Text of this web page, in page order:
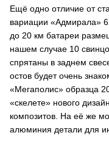
Ещё одно отличие от
вариации «Адмирала»
до 20 км батареи
нашем случае 10
спрятаны в заднем
остов будет очень
«Мегаполис» образца
«скелете» нового
композитов. На её же
алюминия детали для